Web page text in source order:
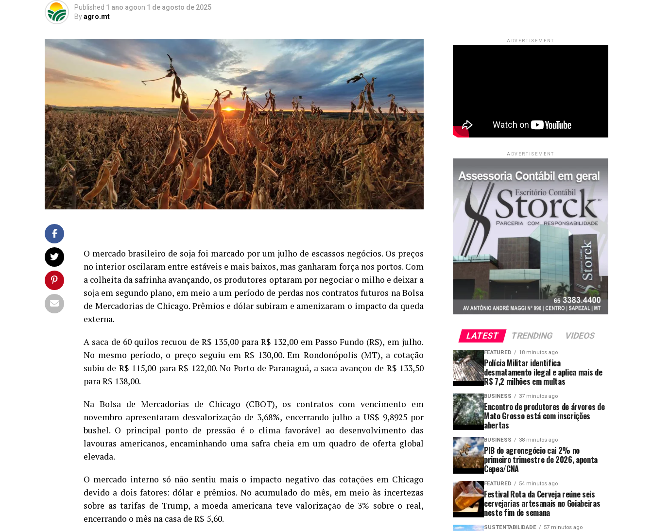
Published 1 ano agoon 1 de agosto de 2025
Byagro.mt
O mercado brasileiro de soja foi marcado por um julho de escassos negócios. Os preços
no interior oscilaram entre estáveis e mais baixos, mas ganharam força nos portos. Com
a colheita da safrinha avançando, os produtores optaram por negociar o milho e deixar a
soja em segundo plano, em meio a um período de perdas nos contratos futuros na Bolsa
de Mercadorias de Chicago. Prêmios e dólar subiram e amenizaram o impacto da queda
externa.
A saca de 60 quilos recuou de R$ 135,00 para R$ 132,00 em Passo Fundo (RS), em julho.
No mesmo período, o preço seguiu em R$ 130,00. Em Rondonópolis (MT), a cotação
subiu de R$ 115,00 para R$ 122,00. No Porto de Paranaguá, a saca avançou de R$ 133,50
para R$ 138,00.
Na Bolsa de Mercadorias de Chicago (CBOT), os contratos com vencimento em
novembro apresentaram desvalorização de 3,68%, encerrando julho a US$ 9,8925 por
bushel. O principal ponto de pressão é o clima favorável ao desenvolvimento das
lavouras americanos, encaminhando uma safra cheia em um quadro de oferta global
elevada.
O mercado interno só não sentiu mais o impacto negativo das cotações em Chicago
devido a dois fatores: dólar e prêmios. No acumulado do mês, em meio às incertezas
sobre as tarifas de Trump, a moeda americana teve valorização de 3% sobre o real,
encerrando o mês na casa de R$ 5,60.
ADVERTISEMENT
ADVERTISEMENT
LATEST TRENDING VIDEOS
FEATURED 18 minutos ago
Polícia Militar identifica
desmatamento ilegal e aplica mais de
R$ 7,2 milhões em multas
BUSINESS 37 minutos ago
Encontro de produtores de árvores de
Mato Grosso está com inscrições
abertas
BUSINESS 38 minutos ago
PIB do agronegócio cai 2% no
primeiro trimestre de 2026, aponta
Cepea/CNA
FEATURED 54 minutos ago
Festival Rota da Cerveja reúne seis
cervejarias artesanais no Goiabeiras
neste fim de semana
SUSTENTABILIDADE 57 minutos ago